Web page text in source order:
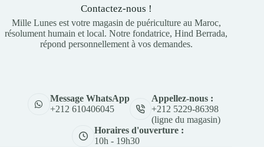
Contactez-nous !
Mille Lunes est votre magasin de puériculture au Maroc,
résolument humain et local. Notre fondatrice, Hind Berrada,
répond personnellement à vos demandes.
Message WhatsApp
+212 610406045
Appellez-nous :
+212 5229-86398
(ligne du magasin)
Horaires d'ouverture :
10h - 19h30